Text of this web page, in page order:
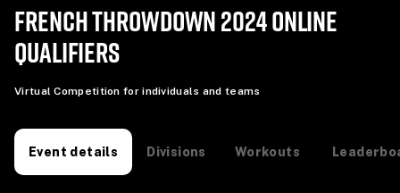
FRENCH THROWDOWN 2024 ONLINE
QUALIFIERS
Virtual Competition for individuals and teams
Event details Divisions Workouts